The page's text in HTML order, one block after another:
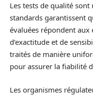
Les tests de qualité
standards garantissent
évaluées répondent aux
d’exactitude et de
traités de manière
pour assurer la fiabilité
Les organismes